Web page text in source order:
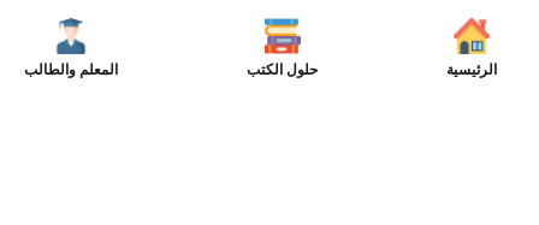
الرئيسية حلول الكتب المعلم والطالب